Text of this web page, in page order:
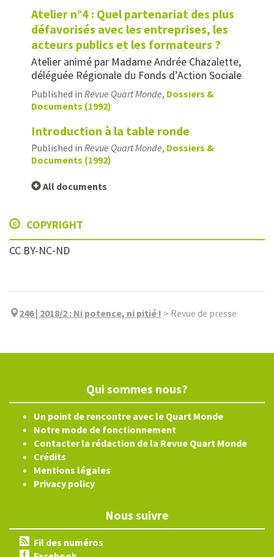
Atelier n°4 : Quel partenariat des plus
défavorisés avec les entreprises, les
acteurs publics et les formateurs ?
Atelier animé par Madame Andrée Chazalette,
déléguée Régionale du Fonds d’Action Sociale
Published in Revue Quart Monde, Dossiers &
Documents (1992)
Introduction à la table ronde
Published in Revue Quart Monde, Dossiers &
Documents (1992)
All documents
COPYRIGHT
CC BY-NC-ND
246 | 2018/2 : Ni potence, ni pitié ! > Revue de presse
Qui sommes nous?
Un point de rencontre avec le Quart Monde
Notre mode de fonctionnement
Contacter la rédaction de la Revue Quart Monde
Crédits
Mentions légales
Privacy policy
Nous suivre
Fil des numéros